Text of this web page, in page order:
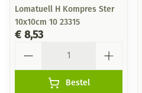
Lomatuell H Kompres Ster
10x10cm 10 23315
€ 8,53
Bestel